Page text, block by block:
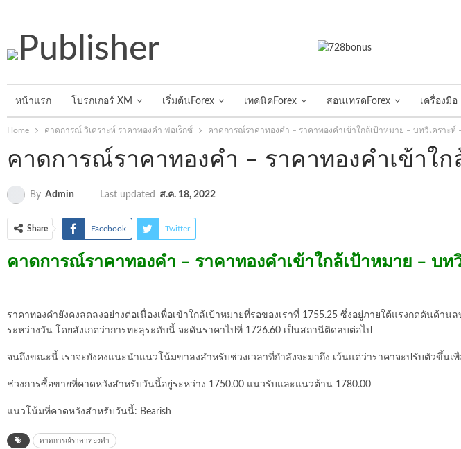
หน้าแรก โบรกเกอร์ XM เริ่มต้นForex เทคนิคForex สอนเทรดForex เครื่องมือ
Home คาดการณ์ วิเคราะห์ ราคาทองคำ ฟอเร็กซ์ คาดการณ์ราคาทองคำ – ราคาทองคำเข้าใกล้เป้าหมาย – บทวิเคราะห์
คาดการณ์ราคาทองคำ – ราคาทองคำเข้าใ
By Admin Last updated ส.ค. 18, 2022
Share Facebook Twitter
คาดการณ์ราคาทองคำ – ราคาทองคำเข้าใกล้เป้าหมาย – บท
ราคาทองคำยังคงลดลงอย่างต่อเนื่องเพื่อเข้าใกล้เป้าหมายที่รอของเราที่ 1755.25 ซึ่งอยู่ภายใต้แรงกดดันด้า
ระหว่างวัน โดยสังเกตว่าการทะลุระดับนี้ จะดันราคาไปที่ 1726.60 เป็นสถานีติดลบต่อไป
จนถึงขณะนี้ เราจะยังคงแนะนำแนวโน้มขาลงสำหรับช่วงเวลาที่กำลังจะมาถึง เว้นแต่ว่าราคาจะปรับตัวขึ้นเ
ช่วงการซื้อขายที่คาดหวังสำหรับวันนี้อยู่ระหว่าง 1750.00 แนวรับและแนวต้าน 1780.00
แนวโน้มที่คาดหวังสำหรับวันนี้: Bearish
คาดการณ์ราคาทองคำ